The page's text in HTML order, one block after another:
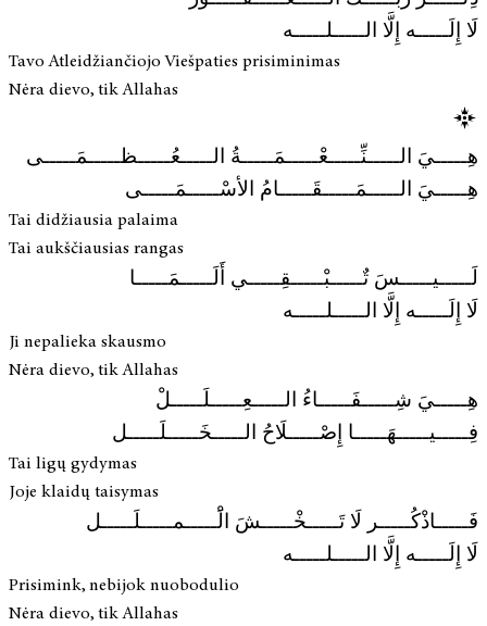
لَا إِلَـــــه إِلَّا الـــــلـــــه
Tavo Atleidžiančiojo Viešpaties prisiminimas
Nėra dievo, tik Allahas
هِـــــيَ الـــــنِّـــــعْـــــمَـــــةُ الـــــعُـــــظـــــمَـــــى
هِـــــيَ الـــــمَـــــقَـــــامُ الأسْـــــمَـــــى
Tai didžiausia palaima
Tai aukščiausias rangas
لَـــــيـــــسَ تٌـــــبْـــــقِـــــي أَلَـــــمَـــــا
لَا إِلَـــــه إِلَّا الـــــلـــــه
Ji nepalieka skausmo
Nėra dievo, tik Allahas
هِـــــيَ شِـــــفَـــــاءُ الـــــعِـــــلَـــــلْ
فِـــــيـــــهَـــــا إِصْـــــلَاحُ الـــــخَـــــلَـــــل
Tai ligų gydymas
Joje klaidų taisymas
فَـــــاذْكُـــــر لَا تَـــــخْـــــشَ الَْـــــمـــــلَـــــل
لَا إِلَـــــه إِلَّا الـــــلـــــه
Prisimink, nebijok nuobodulio
Nėra dievo, tik Allahas